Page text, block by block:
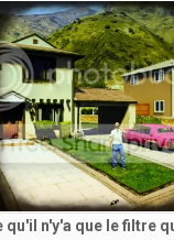
qu'il n'y'a que le filtre